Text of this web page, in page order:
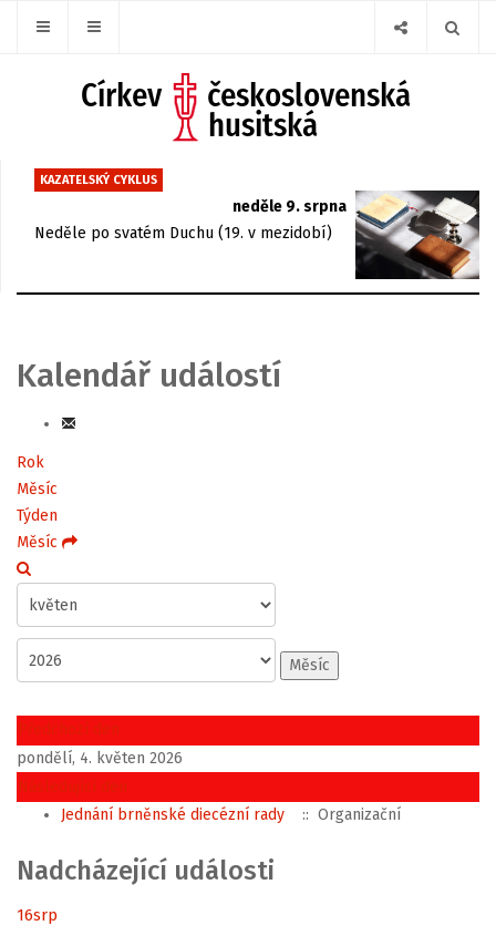
KAZATELSKÝ CYKLUS
neděle 9. srpna
Neděle po svatém Duchu (19. v mezidobí)
Kalendář událostí
Rok
Měsíc
Týden
Měsíc
Měsíc
Předchozí den
pondělí, 4. květen 2026
Následující den
Jednání brněnské diecézní rady
:: Organizační
Nadcházející události
16srp